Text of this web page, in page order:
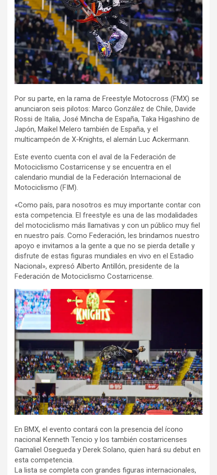
Por su parte, en la rama de Freestyle Motocross (FMX) se
anunciaron seis pilotos: Marco González de Chile, Davide
Rossi de Italia, José Mincha de España, Taka Higashino de
Japón, Maikel Melero también de España, y el
multicampeón de X-Knights, el alemán Luc Ackermann.
Este evento cuenta con el aval de la Federación de
Motociclismo Costarricense y se encuentra en el
calendario mundial de la Federación Internacional de
Motociclismo (FIM).
«Como país, para nosotros es muy importante contar con
esta competencia. El freestyle es una de las modalidades
del motociclismo más llamativas y con un público muy fiel
en nuestro país. Como Federación, les brindamos nuestro
apoyo e invitamos a la gente a que no se pierda detalle y
disfrute de estas figuras mundiales en vivo en el Estadio
Nacional», expresó Alberto Antillón, presidente de la
Federación de Motociclismo Costarricense.
En BMX, el evento contará con la presencia del ícono
nacional Kenneth Tencio y los también costarricenses
Gamaliel Osegueda y Derek Solano, quien hará su debut en
esta competencia.
La lista se completa con grandes figuras internacionales,